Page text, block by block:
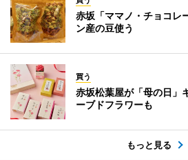
赤坂「ママノ・チョコ
ン産の豆使う
買う
赤坂松葉屋が「母の日
ーブドフラワーも
もっと見る